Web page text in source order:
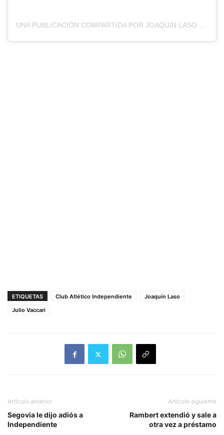
UNA PUBLICACIÓN COMPARTIDA POR JOAQUIN LASO (@JOAQUINLASO4)
ETIQUETAS Club Atlético Independiente
Joaquín Laso
Julio Vaccari
Artículo anterior
Segovia le dijo adiós a
Independiente
Artículo siguiente
Rambert extendió y sale a
otra vez a préstamo